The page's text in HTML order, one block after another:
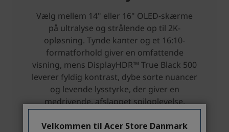
Velkommen til Acer Store Danmark